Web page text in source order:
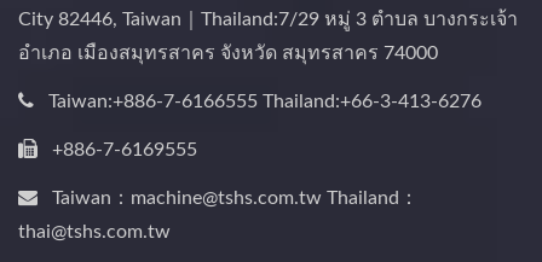
City 82446, Taiwan｜Thailand:7/29 หมู่ 3 ตำบล บางกระเจ้า
อำเภอ เมืองสมุทรสาคร จังหวัด สมุทรสาคร 74000
Taiwan:+886-7-6166555 Thailand:+66-3-413-6276
+886-7-6169555
Taiwan：machine@tshs.com.tw Thailand：
thai@tshs.com.tw